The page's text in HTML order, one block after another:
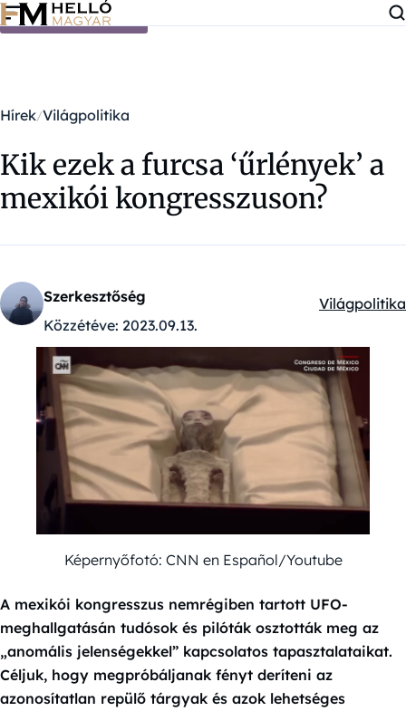
Ugrás a tartalomra
Hírek Világpolitika
Kik ezek a furcsa ‘űrlények’ a
mexikói kongresszuson?
Szerkesztőség
Közzétéve: 2023.09.13.
Kategóriák:
Világpolitika
Képernyőfotó: CNN en Español/Youtube
A mexikói kongresszus nemrégiben tartott UFO-
meghallgatásán tudósok és pilóták osztották meg az
„anomális jelenségekkel” kapcsolatos tapasztalataikat.
Céljuk, hogy megpróbáljanak fényt deríteni az
azonosítatlan repülő tárgyak és azok lehetséges